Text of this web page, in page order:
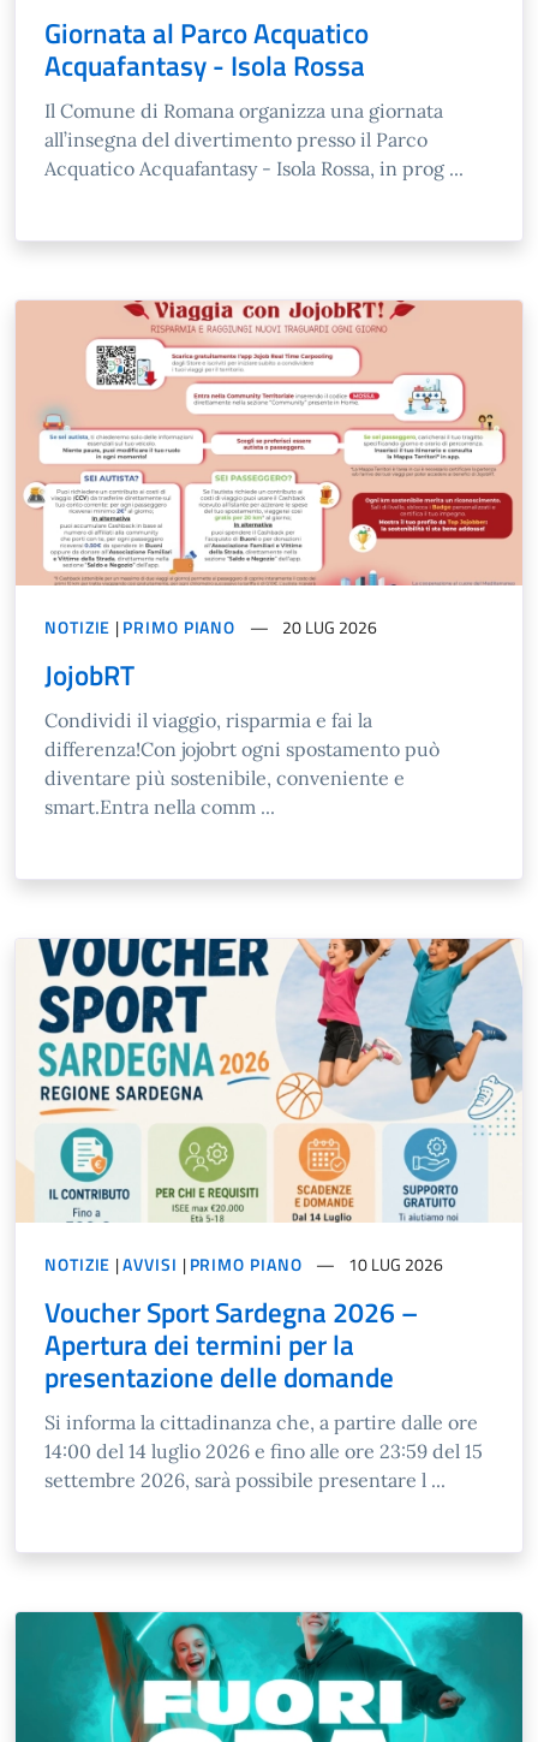
Giornata al Parco Acquatico
Acquafantasy - Isola Rossa
Il Comune di Romana organizza una giornata
all’insegna del divertimento presso il Parco
Acquatico Acquafantasy - Isola Rossa, in prog ...
NOTIZIE |PRIMO PIANO 20 LUG 2026
JojobRT
Condividi il viaggio, risparmia e fai la
differenza!Con jojobrt ogni spostamento può
diventare più sostenibile, conveniente e
smart.Entra nella comm ...
NOTIZIE |AVVISI |PRIMO PIANO 10 LUG 2026
Voucher Sport Sardegna 2026 –
Apertura dei termini per la
presentazione delle domande
Si informa la cittadinanza che, a partire dalle ore
14:00 del 14 luglio 2026 e fino alle ore 23:59 del 15
settembre 2026, sarà possibile presentare l ...